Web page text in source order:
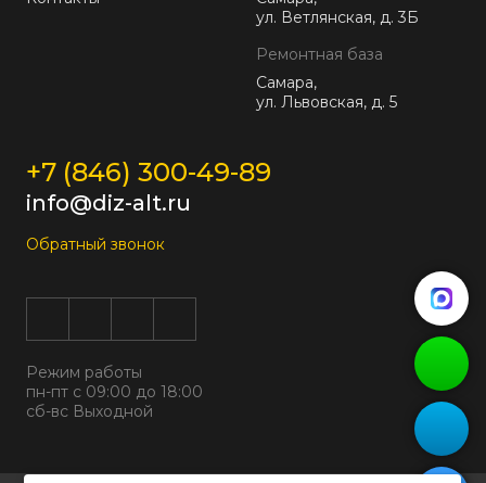
ул. Ветлянская, д. 3Б
Ремонтная база
Самара,
ул. Львовская, д. 5
+7 (846) 300-49-89
info@diz-alt.ru
Обратный звонок
Режим работы
пн-пт с 09:00 до 18:00
сб-вс Выходной